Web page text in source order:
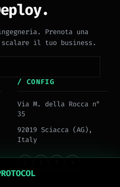
Prenota una
scalare il tuo business.
/ CONFIG
Via M. della Rocca n°
35
92019 Sciacca (AG),
Italy